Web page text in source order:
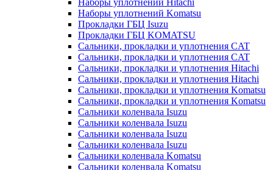
Наборы уплотнений Hitachi
Наборы уплотнений Komatsu
Прокладки ГБЦ Isuzu
Прокладки ГБЦ KOMATSU
Сальники, прокладки и уплотнения CAT
Сальники, прокладки и уплотнения CAT
Сальники, прокладки и уплотнения Hitachi
Сальники, прокладки и уплотнения Hitachi
Сальники, прокладки и уплотнения Komatsu
Сальники, прокладки и уплотнения Komatsu
Сальники коленвала Isuzu
Сальники коленвала Isuzu
Сальники коленвала Isuzu
Сальники коленвала Isuzu
Сальники коленвала Komatsu
Сальники коленвала Komatsu